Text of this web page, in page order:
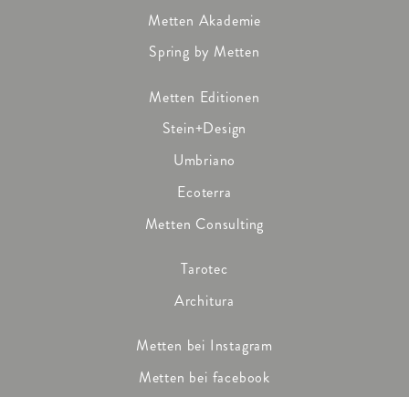
Metten Akademie
Spring by Metten
Metten Editionen
Stein+Design
Umbriano
Ecoterra
Metten Consulting
Tarotec
Architura
Metten bei Instagram
Metten bei facebook